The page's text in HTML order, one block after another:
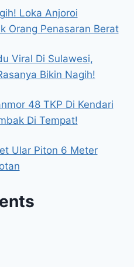
Loka Anjoroi
Orang Penasaran Berat
Viral Di Sulawesi,
Bikin Nagih!
48 TKP Di Kendari
Di Tempat!
Ular Piton 6 Meter